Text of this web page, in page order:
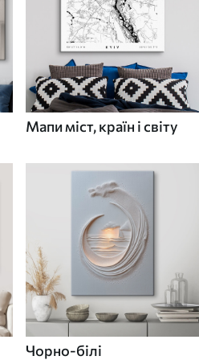
Мапи міст, країн і світу
Чорно-білі